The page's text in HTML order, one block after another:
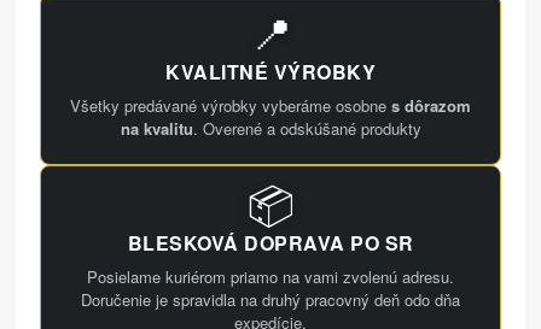
📍
KVALITNÉ VÝROBKY
Všetky predávané výrobky vyberáme osobne s dôrazom
na kvalitu. Overené a odskúšané produkty
📦
BLESKOVÁ DOPRAVA PO SR
Posielame kuriérom priamo na vami zvolenú adresu.
Doručenie je spravidla na druhý pracovný deň odo dňa
expedície.